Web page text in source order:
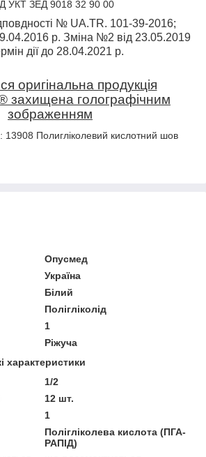
УКТ ЗЕД 9018 32 90 00
№ UA.TR. 101-39-2016;
р. Зміна №2 від 23.05.2019
дії до 28.04.2021 р.
оригінальна продукція
захищена голографічним
зображенням
Полигліколевий кислотний шов
Опусмед
Україна
Білий
Полігліколід
1
Ріжуча
характеристики
1/2
12 шт.
1
Полігліколева кислота (ПГА-
РАПІД)